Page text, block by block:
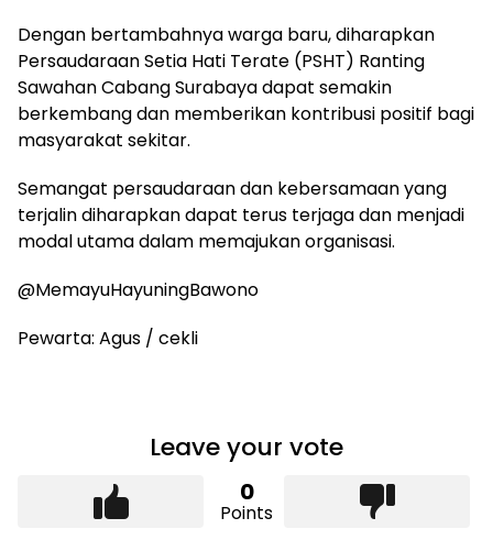
Dengan bertambahnya warga baru, diharapkan
Persaudaraan Setia Hati Terate (PSHT) Ranting
Sawahan Cabang Surabaya dapat semakin
berkembang dan memberikan kontribusi positif bagi
masyarakat sekitar.
Semangat persaudaraan dan kebersamaan yang
terjalin diharapkan dapat terus terjaga dan menjadi
modal utama dalam memajukan organisasi.
@MemayuHayuningBawono
Pewarta: Agus / cekli
Leave your vote
0
Points